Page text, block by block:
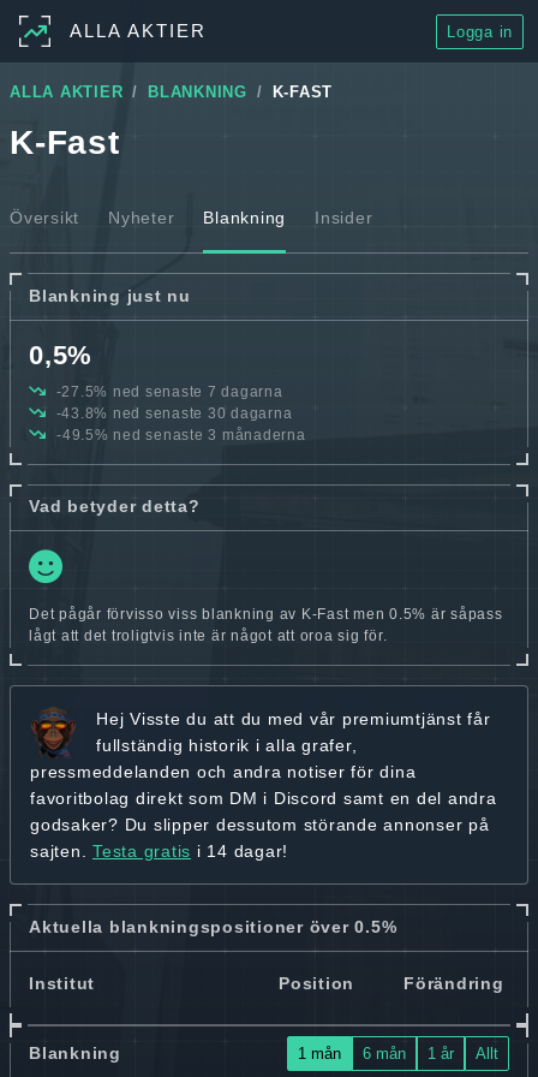
ALLA AKTIER Logga in
ALLA AKTIER BLANKNING K-FAST
K-Fast
Översikt Nyheter Blankning Insider
Blankning just nu
0,5%
-27.5% ned senaste 7 dagarna
-43.8% ned senaste 30 dagarna
-49.5% ned senaste 3 månaderna
Vad betyder detta?
Det pågår förvisso viss blankning av K-Fast men 0.5% är såpass
lågt att det troligtvis inte är något att oroa sig för.
Hej Visste du att du med vår premiumtjänst får
fullständig historik i alla grafer,
pressmeddelanden och andra notiser för dina
favoritbolag direkt som DM i Discord samt en del andra
godsaker? Du slipper dessutom störande annonser på
sajten. Testa gratis i 14 dagar!
Aktuella blankningspositioner över 0.5%
Institut Position Förändring
Blankning 1 mån 6 mån 1 år Allt